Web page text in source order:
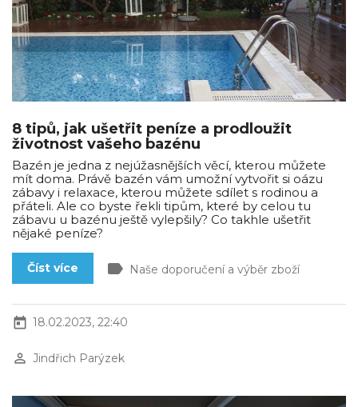
8 tipů, jak ušetřit peníze a prodloužit
životnost vašeho bazénu
Bazén je jedna z nejúžasnějších věcí, kterou můžete
mít doma. Právě bazén vám umožní vytvořit si oázu
zábavy i relaxace, kterou můžete sdílet s rodinou a
přáteli. Ale co byste řekli tipům, které by celou tu
zábavu u bazénu ještě vylepšily? Co takhle ušetřit
nějaké peníze?
Číst více label Naše doporučení a výběr zboží
today 18.02.2023, 22:40
perm_identity Jindřich Parýzek